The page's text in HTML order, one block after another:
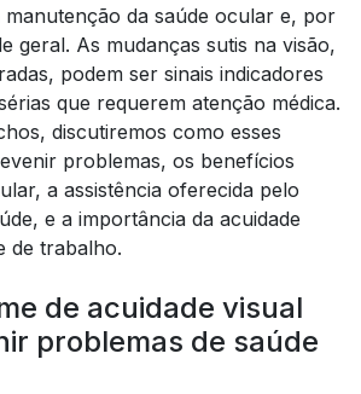
da saúde ocular e, por
geral. As mudanças sutis na visão,
podem ser sinais indicadores
que requerem atenção médica.
discutiremos como esses
problemas, os benefícios
a assistência oferecida pelo
e a importância da acuidade
de trabalho.
de acuidade visual
problemas de saúde